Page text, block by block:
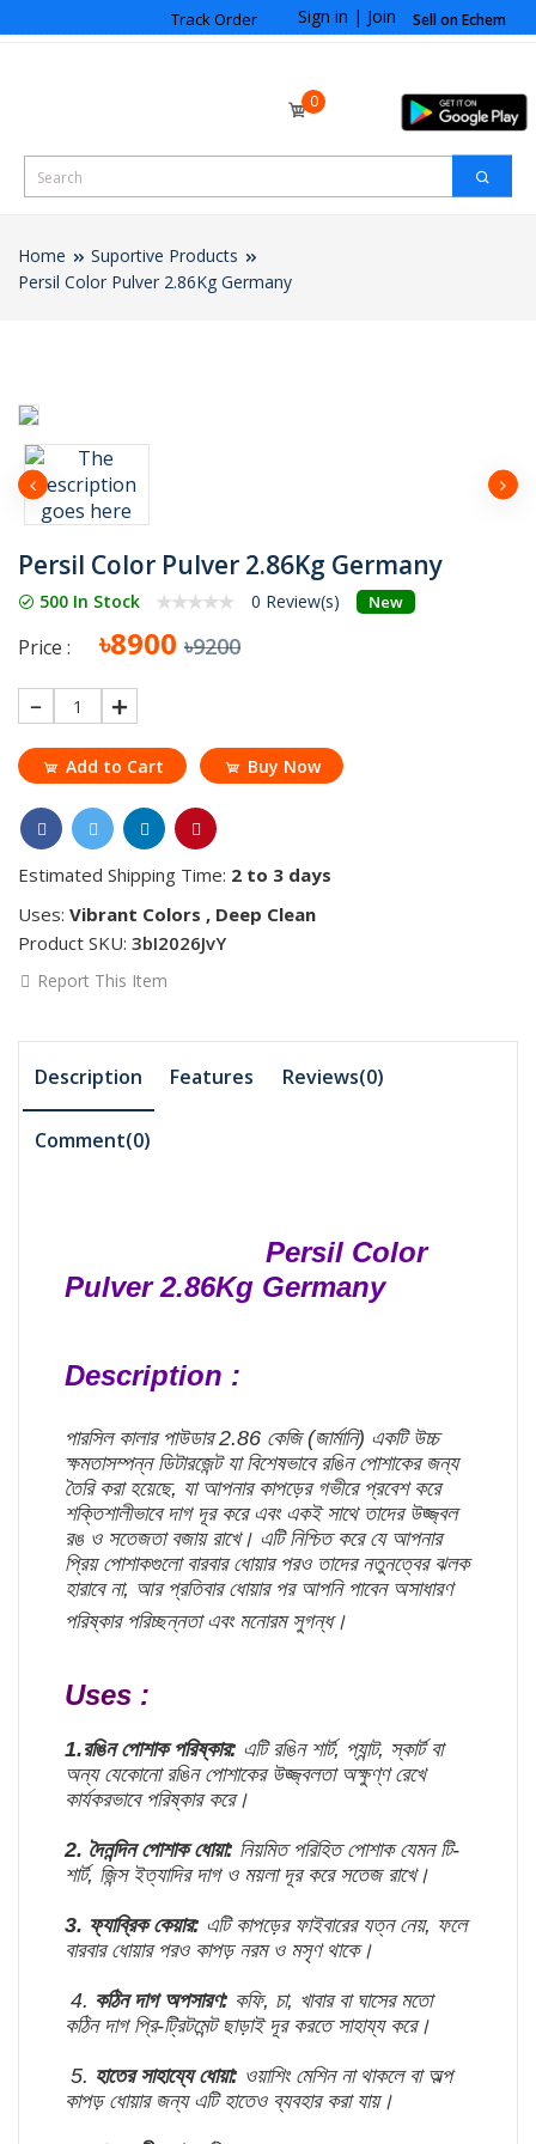
Track Order Sign in | Join Sell on Echem
0
Home
Suportive Products
Persil Color Pulver 2.86Kg Germany
Persil Color Pulver 2.86Kg Germany
500 In Stock 0 Review(s) New
Price : ৳8900 ৳9200
1
Add to Cart Buy Now
Estimated Shipping Time: 2 to 3 days
Uses: Vibrant Colors , Deep Clean
Product SKU: 3bI2026JvY
Report This Item
Description Features Reviews(0)
Comment(0)
Persil Color
Pulver 2.86Kg Germany
Description :
পারসিল কালার পাউডার 2.86 কেজি (জার্মানি) একটি উচ্চ
ক্ষমতাসম্পন্ন ডিটারজেন্ট যা বিশেষভাবে রঙিন পোশাকের জন্য
তৈরি করা হয়েছে, যা আপনার কাপড়ের গভীরে প্রবেশ করে
শক্তিশালীভাবে দাগ দূর করে এবং একই সাথে তাদের উজ্জ্বল
রঙ ও সতেজতা বজায় রাখে। এটি নিশ্চিত করে যে আপনার
প্রিয় পোশাকগুলো বারবার ধোয়ার পরও তাদের নতুনত্বের ঝলক
হারাবে না, আর প্রতিবার ধোয়ার পর আপনি পাবেন অসাধারণ
পরিষ্কার পরিচ্ছন্নতা এবং মনোরম সুগন্ধ।
Uses :
1.রঙিন পোশাক পরিষ্কার: এটি রঙিন শার্ট, প্যান্ট, স্কার্ট বা
অন্য যেকোনো রঙিন পোশাকের উজ্জ্বলতা অক্ষুণ্ণ রেখে
কার্যকরভাবে পরিষ্কার করে।
2. দৈনন্দিন পোশাক ধোয়া: নিয়মিত পরিহিত পোশাক যেমন টি-
শার্ট, জিন্স ইত্যাদির দাগ ও ময়লা দূর করে সতেজ রাখে।
3. ফ্যাব্রিক কেয়ার: এটি কাপড়ের ফাইবারের যত্ন নেয়, ফলে
বারবার ধোয়ার পরও কাপড় নরম ও মসৃণ থাকে।
4. কঠিন দাগ অপসারণ: কফি, চা, খাবার বা ঘাসের মতো
কঠিন দাগ প্রি-ট্রিটমেন্ট ছাড়াই দূর করতে সাহায্য করে।
5. হাতের সাহায্যে ধোয়া: ওয়াশিং মেশিন না থাকলে বা অল্প
কাপড় ধোয়ার জন্য এটি হাতেও ব্যবহার করা যায়।